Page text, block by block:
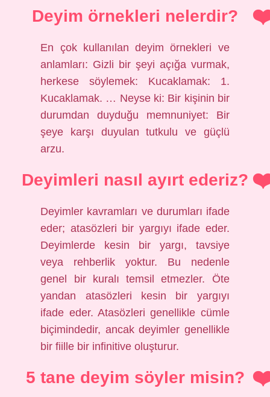
Deyim örnekleri nelerdir?
En çok kullanılan deyim örnekleri ve
anlamları: Gizli bir şeyi açığa vurmak,
herkese söylemek: Kucaklamak: 1.
Kucaklamak. … Neyse ki: Bir kişinin bir
durumdan duyduğu memnuniyet: Bir
şeye karşı duyulan tutkulu ve güçlü
arzu.
Deyimleri nasıl ayırt ederiz?
Deyimler kavramları ve durumları ifade
eder; atasözleri bir yargıyı ifade eder.
Deyimlerde kesin bir yargı, tavsiye
veya rehberlik yoktur. Bu nedenle
genel bir kuralı temsil etmezler. Öte
yandan atasözleri kesin bir yargıyı
ifade eder. Atasözleri genellikle cümle
biçimindedir, ancak deyimler genellikle
bir fiille bir infinitive oluşturur.
5 tane deyim söyler misin?